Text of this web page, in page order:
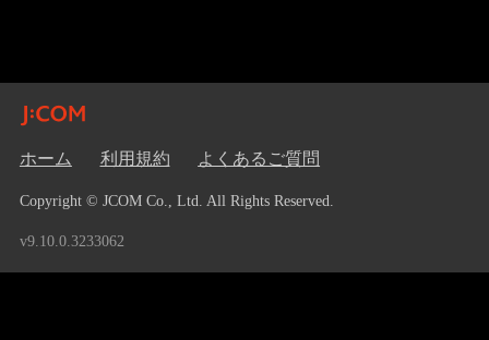
ホーム 利用規約 よくあるご質問
Copyright © JCOM Co., Ltd. All Rights Reserved.
v9.10.0.3233062